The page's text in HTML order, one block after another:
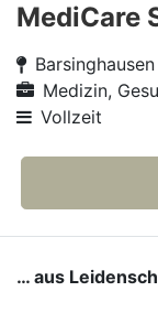
MediCare
Barsinghausen
Medizin,
Vollzeit
… aus